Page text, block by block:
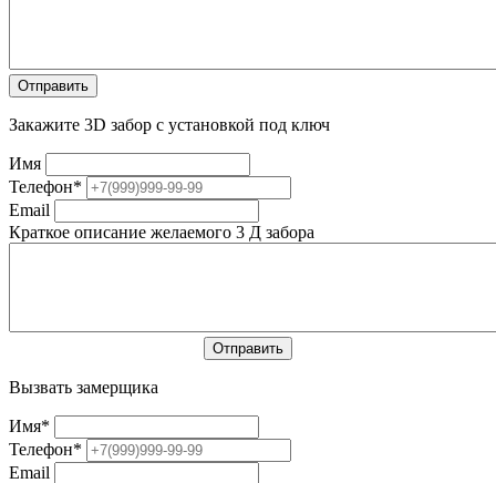
Закажите 3D забор с установкой под ключ
Имя
Телефон*
Email
Краткое описание желаемого 3 Д забора
Вызвать замерщика
Имя*
Телефон*
Email